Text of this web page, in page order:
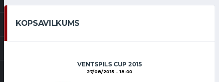
KOPSAVILKUMS
VENTSPILS CUP 2015
27/08/2015 18:00